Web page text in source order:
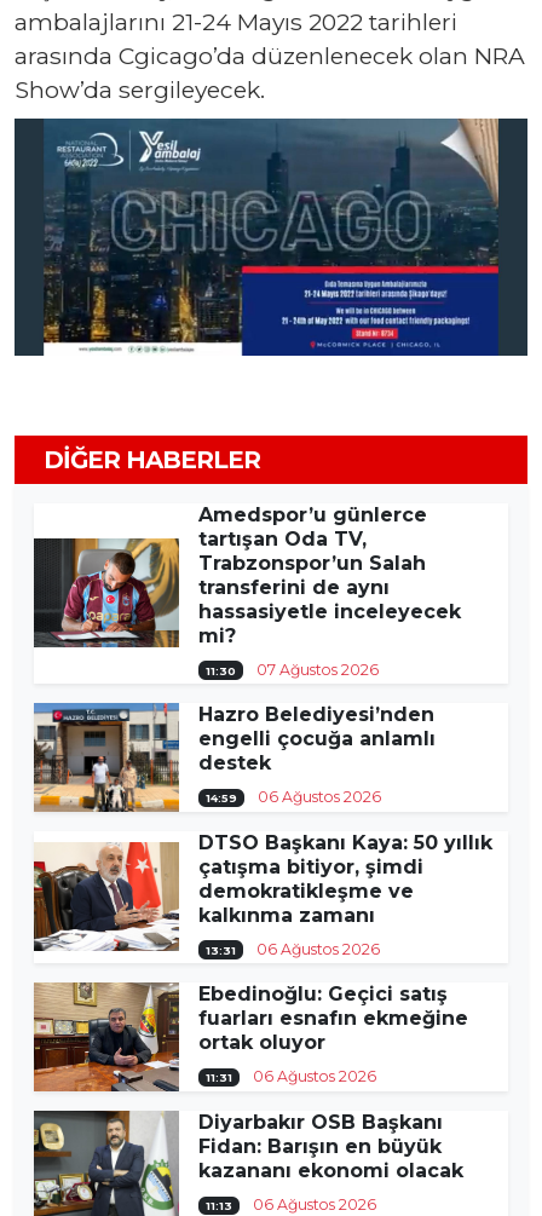
ambalajlarını 21-24 Mayıs 2022 tarihleri
arasında Cgicago’da düzenlenecek olan NRA
Show’da sergileyecek.
DIĞER HABERLER
Amedspor’u günlerce
tartışan Oda TV,
Trabzonspor’un Salah
transferini de aynı
hassasiyetle inceleyecek
mi?
11:30 07 Ağustos 2026
Hazro Belediyesi’nden
engelli çocuğa anlamlı
destek
14:59 06 Ağustos 2026
DTSO Başkanı Kaya: 50 yıllık
çatışma bitiyor, şimdi
demokratikleşme ve
kalkınma zamanı
13:31 06 Ağustos 2026
Ebedinoğlu: Geçici satış
fuarları esnafın ekmeğine
ortak oluyor
11:31 06 Ağustos 2026
Diyarbakır OSB Başkanı
Fidan: Barışın en büyük
kazananı ekonomi olacak
11:13 06 Ağustos 2026